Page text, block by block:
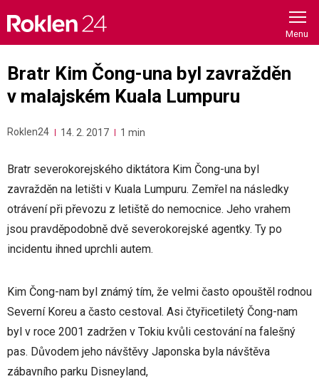
content
Bratr Kim Čong-una byl zavražděn
v malajském Kuala Lumpuru
Roklen24 14. 2. 2017 1 min
Bratr severokorejského diktátora Kim Čong-una byl
zavražděn na letišti v Kuala Lumpuru. Zemřel na následky
otrávení při převozu z letiště do nemocnice. Jeho vrahem
jsou pravděpodobně dvě severokorejské agentky. Ty po
incidentu ihned uprchli autem.
Kim Čong-nam byl známý tím, že velmi často opouštěl rodnou
Severní Koreu a často cestoval. Asi čtyřicetiletý Čong-nam
byl v roce 2001 zadržen v Tokiu kvůli cestování na falešný
pas. Důvodem jeho návštěvy Japonska byla návštěva
zábavního parku Disneyland,